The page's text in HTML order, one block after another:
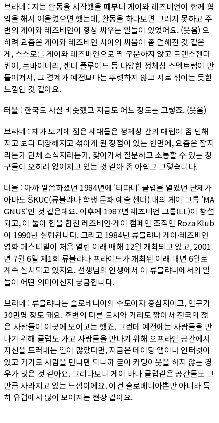
브라네 : 저는 활동을 시작했을 때부터 게이와 레즈비언이 함께 협
업을 해서 어울렸으면 했는데, 활동을 하다보면 그러지 못하고 주
변의 게이와 레즈비언이 항상 싸우는 일들이 있었어요. (웃음) 오
히려 요즘은 게이와 레즈비언 사이의 싸움이 좀 덜해진 것 같은
게, 스스로를 게이와 레즈비언으로 딱 구분하지 않고 트랜스젠더
퀴어, 논바이너리, 젠더 플루이드 등 다양한 정체성 스펙트럼이 만
들어져서, 그 경계가 예전보다는 뚜렷하지 않고 서로 섞이는 듯한
느낌인 것 같아요.
터울 : 한국도 사실 비슷했고 지금도 어느 정도는 그렇죠. (웃음)
브라네 : 제가 보기에 젊은 세대들은 정체성 간의 대립이 좀 덜해
지고 보다 다양해지고 섞이게 된 장점이 있는 반면에, 요즘은 잡지
라든가 단체 소식지라든가, 찾아가서 질문하고 소통할 수 있는 창
구들이 오히려 없어지고 있는 것 같아 좀 아쉽고 그렇습니다.
터울 : 아까 말씀하셨던 1984년에 '티파니' 클럽을 열었던 단체가
아마도 ŠKUC(류블랴나 학생 문화 예술 센터) 내의 게이 그룹 'MA
GNUS'인 것 같은데요. 이후에 1987년 레즈비언 그룹(LL)이 창설
되고, 이 둘이 힙을 합친 레즈비언·게이 캠페인 조직인 Roza Klub
이 1990년 설립됩니다. 그리고 1984년 류블랴나 게이·레즈비언
영화 페스티벌이 처음 열린 이래 매해 12월 개최되고 있고, 2001
년 7월 6일 제1회 류블랴나 프라이드가 개최된 이래 매년 6월로
계속 실시되고 있지요. 선생님의 인생에서 이 류블랴나에서의 일
들이 어떤 의미이신지 궁금합니다.
브라네 : 류블랴나는 슬로베니아의 수도이자 중심지이고, 인구가
30만명 정도 돼요. 주변의 다른 도시와 거리도 짧아서 전국의 젊
은 사람들이 이곳에 모이고는 했죠. 그런데 예전에는 사람들을 만
나기 위해 클럽도 가고 사람들을 만나기 위해 오프라인 공간에서
자신을 드러내는 일이 많았다면, 지금은 데이팅 앱이나 인터넷이
있고 거기로 사람을 만나면 되니까 굳이 커밍아웃을 하지 않는 경
우가 많은 것 같아요. 그러다보니 게이 바나 클럽같은 공간들도 그
만큼 사라지고 있는 느낌이에요. 이건 슬로베니아뿐만 아니라 특
히 유럽에서 많이 보여지는 현상 같아요.